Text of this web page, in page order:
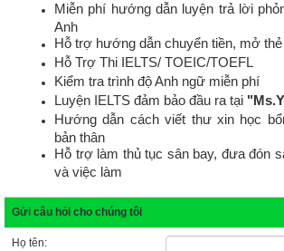
Miễn phí hướng dẫn luyện trả lời
Anh
Hỗ trợ hướng dẫn chuyển tiền, mở
Hỗ Trợ Thi IELTS/ TOEIC/TOEFL
Kiểm tra trình độ Anh ngữ miễn phí
Luyện IELTS đảm bảo đầu ra tại
Hướng dẫn cách viết thư xin học
bản thân
Hỗ trợ làm thủ tục sân bay, đưa đón
và việc làm
Gửi câu hỏi cho chúng tôi
Họ tên: